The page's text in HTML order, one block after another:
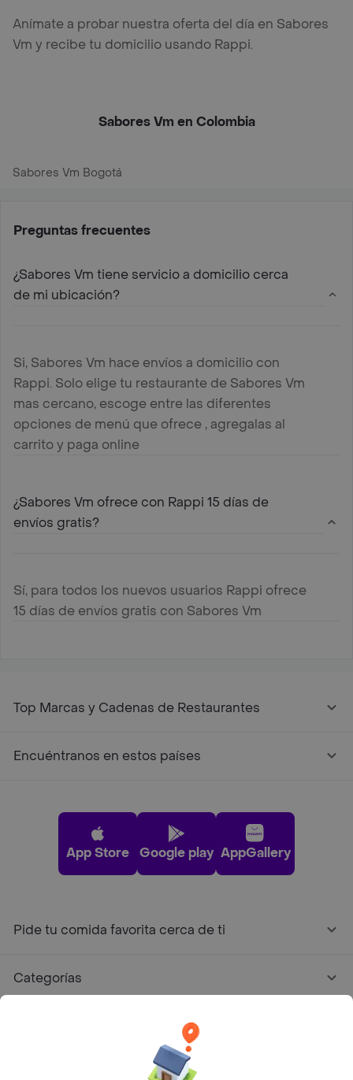
Anímate a probar nuestra oferta del día en Sabores
Vm y recibe tu domicilio usando Rappi.
Sabores Vm en Colombia
Sabores Vm Bogotá
Preguntas frecuentes
¿Sabores Vm tiene servicio a domicilio cerca
de mi ubicación?
Si, Sabores Vm hace envíos a domicilio con
Rappi. Solo elige tu restaurante de Sabores Vm
mas cercano, escoge entre las diferentes
opciones de menú que ofrece , agregalas al
carrito y paga online
¿Sabores Vm ofrece con Rappi 15 días de
envíos gratis?
Sí, para todos los nuevos usuarios Rappi ofrece
15 días de envíos gratis con Sabores Vm
Top Marcas y Cadenas de Restaurantes
Encuéntranos en estos países
App Store Google play AppGallery
Pide tu comida favorita cerca de ti
Categorías